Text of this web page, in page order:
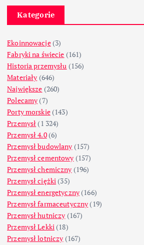
Kategorie
Ekoinnowacje(3)
Fabryki na świecie (161)
Historia przemysłu (156)
Materiały (646)
Największe (260)
Polecamy (7)
Porty morskie(143)
Przemysł (1 324)
Przemysł 4.0(6)
Przemysł budowlany (157)
Przemysł cementowy (157)
Przemysł chemiczny (196)
Przemysł ciężki (35)
Przemysł energetyczny (166)
Przemysł farmaceutyczny (19)
Przemysł hutniczy (167)
Przemysł Lekki (18)
Przemysł lotniczy (167)